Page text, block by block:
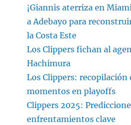
¡Giannis aterriza en
a Adebayo para
la Costa Este
Los Clippers fichan al
Hachimura
Los Clippers: recopilación
momentos en playoffs
Clippers 2025:
enfrentamientos clave